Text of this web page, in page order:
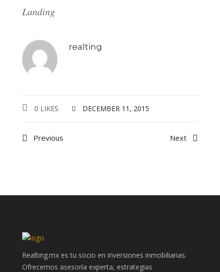
Landing
realting
0 LIKES DECEMBER 11, 2015
Previous Next
Realting.mx es tu socio en inversiones inmobiliarias.
Ofrecemos asesoría experta, estrategias